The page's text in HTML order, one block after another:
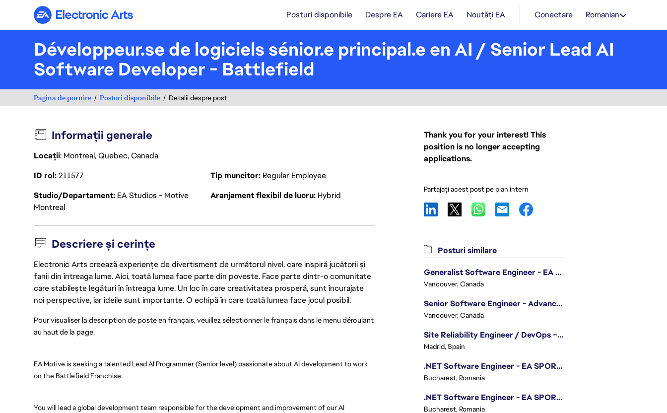
Electronic Arts Posturi disponibile Despre EA Cariere EA Noutăți EA Conectare Romanian
Développeur.se de logiciels sénior.e principal.e en AI / Senior Lead AI
Software Developer - Battlefield
Pagina de pornire Posturi disponibile Detalii despre post
Informații generale
Locații: Montreal, Quebec, Canada
ID rol211577 Tip muncitor Regular Employee
Studio/Departament EA Studios - Motive
Montreal
Aranjament flexibil de lucru Hybrid
Descriere și cerințe
Electronic Arts creează experiențe de divertisment de următorul nivel, care inspiră jucătorii și
fanii din întreaga lume. Aici, toată lumea face parte din poveste. Face parte dintr-o comunitate
care stabilește legături în întreaga lume. Un loc în care creativitatea prosperă, sunt încurajate
noi perspective, iar ideile sunt importante. O echipă în care toată lumea face jocul posibil.
Pour visualiser la description de poste en français, veuillez sélectionner le français dans le menu déroulant
au haut de la page.
EA Motive is seeking a talented Lead AI Programmer (Senior level) passionate about AI development to work
on the Battlefield Franchise.
You will lead a global development team responsible for the development and improvement of our AI
Thank you for your interest! This
position is no longer accepting
applications.
Partajați acest post pe plan intern
Posturi similare
Generalist Software Engineer - EA Sports FC
Vancouver, Canada
Senior Software Engineer - Advanced Technology Group
Vancouver, Canada
Site Reliability Engineer / DevOps – Localization
Madrid, Spain
.NET Software Engineer - EA SPORTS™ FC
Bucharest, Romania
.NET Software Engineer - EA SPORTS™ FC
Bucharest, Romania